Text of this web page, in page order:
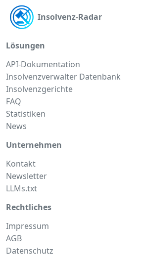
Insolvenz-Radar
Lösungen
API-Dokumentation
Insolvenzverwalter Datenbank
Insolvenzgerichte
FAQ
Statistiken
News
Unternehmen
Kontakt
Newsletter
LLMs.txt
Rechtliches
Impressum
AGB
Datenschutz